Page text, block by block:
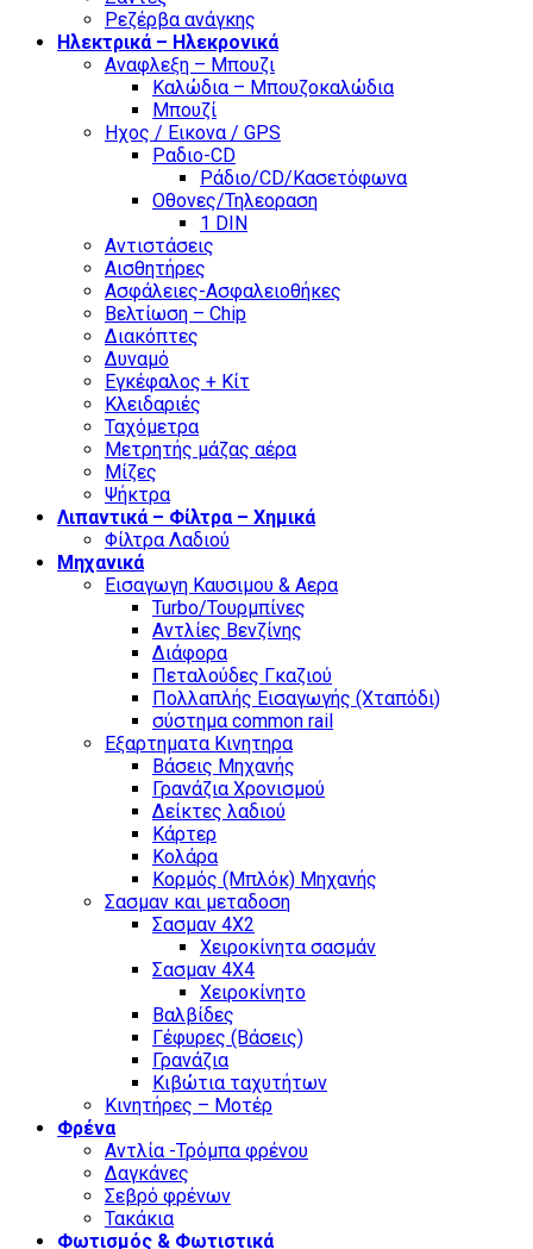
Ρεζέρβα ανάγκης
Ηλεκτρικά – Ηλεκρονικά
Αναφλεξη – Μπουζι
Καλώδια – Μπουζοκαλώδια
Μπουζί
Ηχος / Εικονα / GPS
Ραδιο-CD
Ράδιο/CD/Κασετόφωνα
Οθονες/Τηλεοραση
1 DIN
Αντιστάσεις
Αισθητήρες
Ασφάλειες-Ασφαλειοθήκες
Βελτίωση – Chip
Διακόπτες
Δυναμό
Εγκέφαλος + Κίτ
Κλειδαριές
Ταχόμετρα
Μετρητής μάζας αέρα
Μίζες
Ψήκτρα
Λιπαντικά – Φίλτρα – Χημικά
Φίλτρα Λαδιού
Μηχανικά
Εισαγωγη Καυσιμου & Αερα
Turbo/Τουρμπίνες
Αντλίες Βενζίνης
Διάφορα
Πεταλούδες Γκαζιού
Πολλαπλής Εισαγωγής (Χταπόδι)
σύστημα common rail
Εξαρτηματα Κινητηρα
Βάσεις Μηχανής
Γρανάζια Χρονισμού
Δείκτες λαδιού
Κάρτερ
Κολάρα
Κορμός (Μπλόκ) Μηχανής
Σασμαν και μεταδοση
Σασμαν 4Χ2
Χειροκίνητα σασμάν
Σασμαν 4Χ4
Χειροκίνητο
Βαλβίδες
Γέφυρες (Βάσεις)
Γρανάζια
Κιβώτια ταχυτήτων
Κινητήρες – Μοτέρ
Φρένα
Αντλία -Τρόμπα φρένου
Δαγκάνες
Σεβρό φρένων
Τακάκια
Φωτισμός & Φωτιστικά